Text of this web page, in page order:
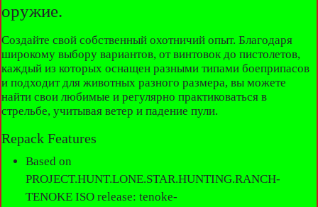
оружие.
Создайте свой собственный охотничий опыт. Благодаря
широкому выбору вариантов, от винтовок до пистолетов,
каждый из которых оснащен разными типами боеприпасов
и подходит для животных разного размера, вы можете
найти свои любимые и регулярно практиковаться в
стрельбе, учитывая ветер и падение пули.
Repack Features
Based on
PROJECT.HUNT.LONE.STAR.HUNTING.RANCH-
TENOKE ISO release: tenoke-